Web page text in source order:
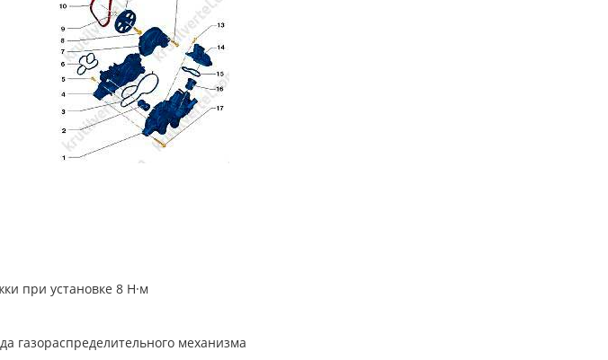
при установке 8 Н·м
газораспределительного механизма